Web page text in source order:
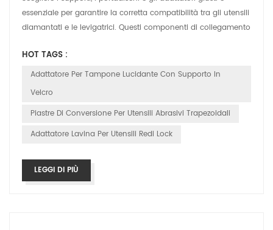
essenziale per garantire la corretta compatibilità tra gli utensili
diamantati e le levigatrici. Questi componenti di collegamento
HOT TAGS :
Adattatore Per Tampone Lucidante Con Supporto In
Velcro
Piastre Di Conversione Per Utensili Abrasivi Trapezoidali
Adattatore Lavina Per Utensili Redi Lock
LEGGI DI PIÙ